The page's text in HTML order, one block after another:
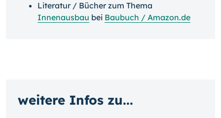
Literatur / Bücher zum Thema
Innenausbau bei Baubuch / Amazon.de
weitere Infos zu...